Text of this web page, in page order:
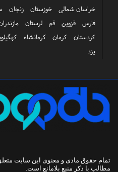
خراسان شمالی
خوزستان زنجان
فارس
قزوین قم لرستان
کردستان
کرمان کرمانشاه
یزد
تمام حقوق مادی و معنوی این سایت
مطالب با ذکر منبع بلامانع است.